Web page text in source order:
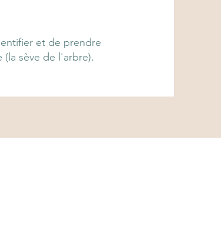
et de prendre
sève de l'arbre).